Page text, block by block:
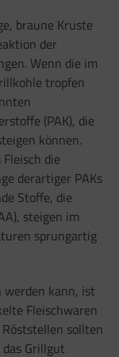
braune Kruste
der
Wenn die im
tropfen
(PAK), die
können.
die
derartiger PAKs
Stoffe, die
steigen im
sprungartig
werden kann, ist
Fleischwaren
sollten
Grillgut